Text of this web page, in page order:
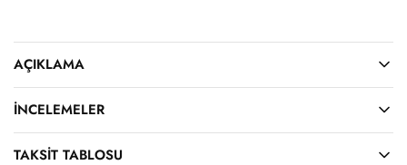
AÇIKLAMA
İNCELEMELER
TAKSIT TABLOSU